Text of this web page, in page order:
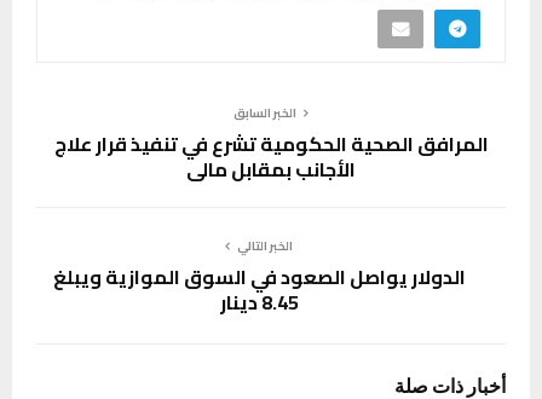
الخبر السابق
المرافق الصحية الحكومية تشرع في تنفيذ قرار علاج
الأجانب بمقابل مالي
الخبر التالي
الدولار يواصل الصعود في السوق الموازية ويبلغ
8.45 دينار
أخبار ذات صلة